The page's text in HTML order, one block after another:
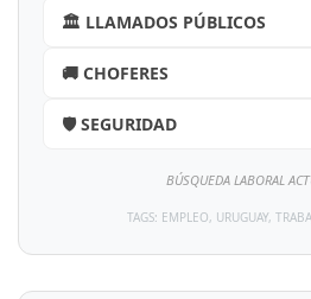
🏛️ LLAMADOS PÚBLICOS
🚚 CHOFERES
🛡️ SEGURIDAD
BÚSQUEDA LABORAL
TAGS: EMPLEO, URUGUAY,